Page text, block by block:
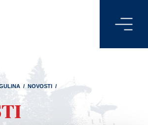
/ NOVOSTI /